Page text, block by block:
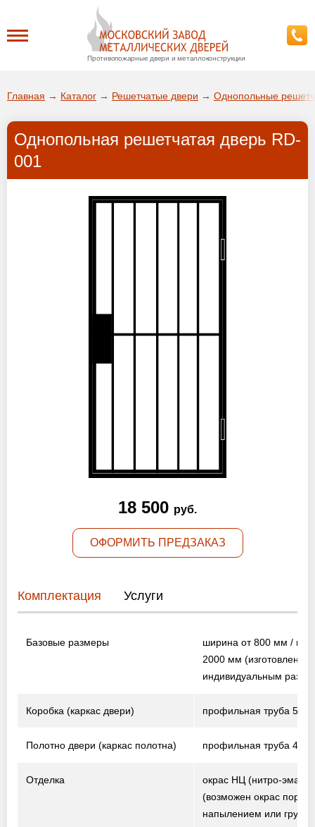
Противопожарные двери и металлоконструкции
ДА!
ВЫБРАТЬ ДРУГОЙ ГОРОД
О заводе
Доставка
Закажите звонок
Балашиха и вся область!
Работаем без выходных!
Главная → Каталог → Решетчатые двери → Однопольные
Однопольная решетчатая дверь RD-
001
18 500 руб.
ОФОРМИТЬ ПРЕДЗАКАЗ
Комплектация Услуги
Базовые размеры
ширина от 800 мм /
2000 мм (изготовление
индивидуальным
Коробка (каркас двери) профильная труба
Полотно двери (каркас полотна) профильная труба
Отделка
окрас НЦ (нитро-эмаль)
(возможен окрас
напылением или